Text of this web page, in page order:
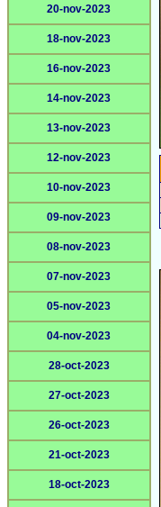
20-nov-2023
18-nov-2023
16-nov-2023
14-nov-2023
13-nov-2023
12-nov-2023
10-nov-2023
09-nov-2023
08-nov-2023
07-nov-2023
05-nov-2023
04-nov-2023
28-oct-2023
27-oct-2023
26-oct-2023
21-oct-2023
18-oct-2023